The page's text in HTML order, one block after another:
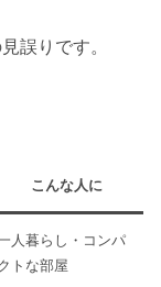
誤りです。
こんな人に
人暮らし・コンパ
トな部屋